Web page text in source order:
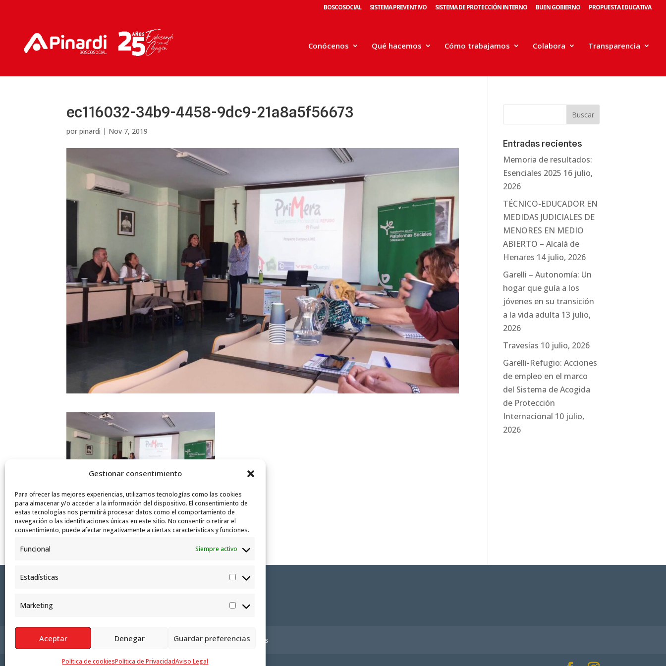
Gestionar consentimiento
Para ofrecer las mejores experiencias, utilizamos tecnologías como las cookies
para almacenar y/o acceder a la información del dispositivo. El consentimiento de
estas tecnologías nos permitirá procesar datos como el comportamiento de
navegación o las identificaciones únicas en este sitio. No consentir o retirar el
consentimiento, puede afectar negativamente a ciertas características y funciones.
Funcional Siempre activo
Estadísticas
Estadísticas
Marketing
Marketing
Aceptar Denegar Guardar preferencias
Política de cookiesPolítica de PrivacidadAviso Legal
BOSCOSOCIAL SISTEMA PREVENTIVO SISTEMA DE PROTECCIÓN INTERNO BUEN GOBIERNO PROPUESTA EDUCATIVA
Conócenos Qué hacemos Cómo trabajamos Colabora Transparencia
ec116032-34b9-4458-9dc9-21a8a5f56673
porpinardi | Nov 7, 2019
Entradas recientes
Memoria de resultados:
Esenciales 2025 16 julio,
2026
TÉCNICO-EDUCADOR EN
MEDIDAS JUDICIALES DE
MENORES EN MEDIO
ABIERTO – Alcalá de
Henares 14 julio, 2026
Garelli – Autonomía: Un
hogar que guía a los
jóvenes en su transición
a la vida adulta 13 julio,
2026
Travesías 10 julio, 2026
Garelli-Refugio: Acciones
de empleo en el marco
del Sistema de Acogida
de Protección
Internacional 10 julio,
2026
Política de Privacidad Aviso Legal Política de cookies